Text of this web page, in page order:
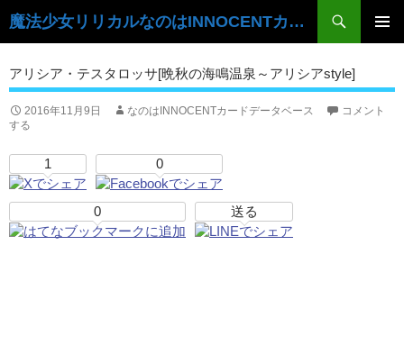
魔法少女リリカルなのはINNOCENTカードデータベース
検
索
イ
ン
テ
ン
ツ
へ
ッ
プ
アリシア・テスタロッサ[晩秋の海鳴温泉～アリシアstyle]
2016年11月9日 なのはINNOCENTカードデータベース
コメント
する
1 0
0 送る